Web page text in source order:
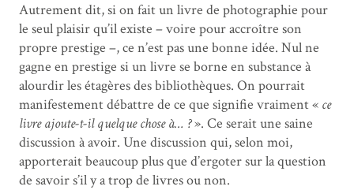
Autrement dit, si on fait un livre de photographie pour
le seul plaisir qu’il existe – voire pour accroître son
propre prestige –, ce n’est pas une bonne idée. Nul ne
gagne en prestige si un livre se borne en substance à
alourdir les étagères des bibliothèques. On pourrait
manifestement débattre de ce que signifie vraiment « ce
livre ajoute-t-il quelque chose à… ?». Ce serait une saine
discussion à avoir. Une discussion qui, selon moi,
apporterait beaucoup plus que d’ergoter sur la question
de savoir s’il y a trop de livres ou non.